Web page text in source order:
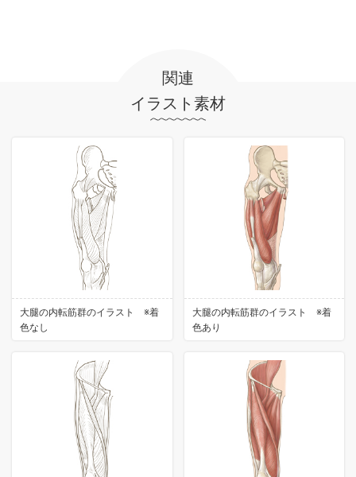
関連
イラスト素材
大腿の内転筋群のイラスト ※着
色なし
大腿の内転筋群のイラスト ※着
色あり